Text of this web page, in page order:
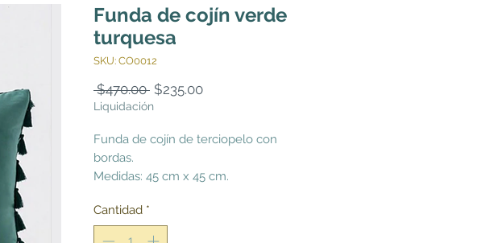
Funda de cojín verde
turquesa
SKU: CO0012
$470.00 Precio
$235.00Precio
Liquidación
Funda de cojín de terciopelo con
bordas.
Medidas: 45 cm x 45 cm.
Cantidad *